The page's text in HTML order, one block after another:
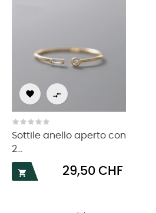
 
Sottile anello aperto con
2...

Prezzo
29,50 CHF